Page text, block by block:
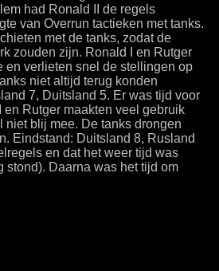
had Ronald II de regels
van Overrun tactieken met tanks.
met de tanks, zodat de
zouden zijn. Ronald I en Rutger
en verlieten snel de stellingen op
niet altijd terug konden
7, Duitsland 5. Er was tijd voor
Rutger maakten veel gebruik
blij mee. De tanks drongen
Eindstand: Duitsland 8, Rusland
en dat het weer tijd was
stond). Daarna was het tijd om